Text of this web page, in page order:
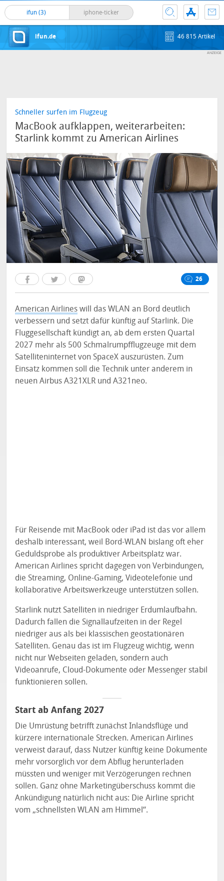
ifun (3) iphone-ticker
ifun.de 46 815 Artikel
Schneller surfen im Flugzeug
MacBook aufklappen, weiterarbeiten:
Starlink kommt zu American Airlines
26
American Airlines will das WLAN an Bord deutlich
verbessern und setzt dafür künftig auf Starlink. Die
Fluggesellschaft kündigt an, ab dem ersten Quartal
2027 mehr als 500 Schmalrumpfflugzeuge mit dem
Satelliteninternet von SpaceX auszurüsten. Zum
Einsatz kommen soll die Technik unter anderem in
neuen Airbus A321XLR und A321neo.
Für Reisende mit MacBook oder iPad ist das vor allem
deshalb interessant, weil Bord-WLAN bislang oft eher
Geduldsprobe als produktiver Arbeitsplatz war.
American Airlines spricht dagegen von Verbindungen,
die Streaming, Online-Gaming, Videotelefonie und
kollaborative Arbeitswerkzeuge unterstützen sollen.
Starlink nutzt Satelliten in niedriger Erdumlaufbahn.
Dadurch fallen die Signallaufzeiten in der Regel
niedriger aus als bei klassischen geostationären
Satelliten. Genau das ist im Flugzeug wichtig, wenn
nicht nur Webseiten geladen, sondern auch
Videoanrufe, Cloud-Dokumente oder Messenger stabil
funktionieren sollen.
Start ab Anfang 2027
Die Umrüstung betrifft zunächst Inlandsflüge und
kürzere internationale Strecken. American Airlines
verweist darauf, dass Nutzer künftig keine Dokumente
mehr vorsorglich vor dem Abflug herunterladen
müssten und weniger mit Verzögerungen rechnen
sollen. Ganz ohne Marketingüberschuss kommt die
Ankündigung natürlich nicht aus: Die Airline spricht
vom „schnellsten WLAN am Himmel“.